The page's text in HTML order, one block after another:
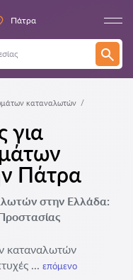
Πάτρα
καταναλωτών
για
Πάτρα
στην Ελλάδα:
καταναλωτών
... επόμενο